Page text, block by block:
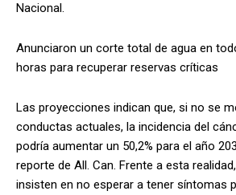
Nacional.
Anunciaron un corte total de agua en
horas para recuperar reservas críticas
Las proyecciones indican que, si no se
conductas actuales, la incidencia del
podría aumentar un 50,2% para el año
reporte de All. Can. Frente a esta
insisten en no esperar a tener síntomas